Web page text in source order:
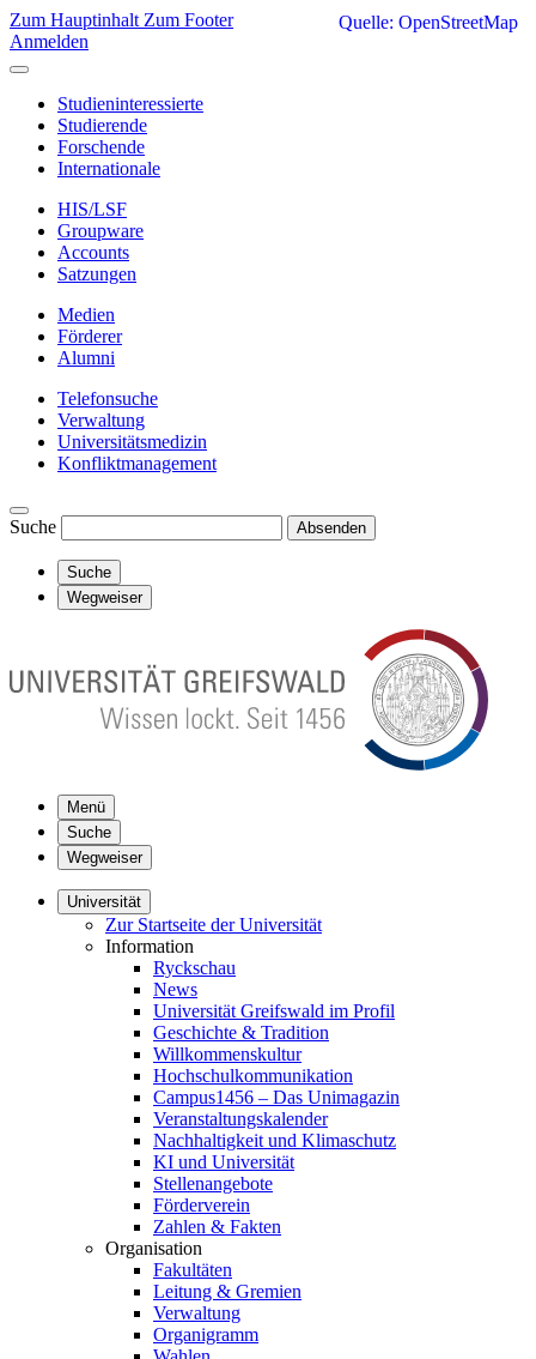
Zum Hauptinhalt Zum Footer
Anmelden
Studieninteressierte
Studierende
Forschende
Internationale
HIS/LSF
Groupware
Accounts
Satzungen
Medien
Förderer
Alumni
Telefonsuche
Verwaltung
Universitätsmedizin
Konfliktmanagement
Suche Absenden
Suche
Wegweiser
Menü
Suche
Wegweiser
Universität
Zur Startseite der Universität
Information
Ryckschau
News
Universität Greifswald im Profil
Geschichte & Tradition
Willkommenskultur
Hochschulkommunikation
Campus1456 – Das Unimagazin
Veranstaltungskalender
Nachhaltigkeit und Klimaschutz
KI und Universität
Stellenangebote
Förderverein
Zahlen & Fakten
Organisation
Fakultäten
Leitung & Gremien
Verwaltung
Organigramm
Quelle: OpenStreetMap